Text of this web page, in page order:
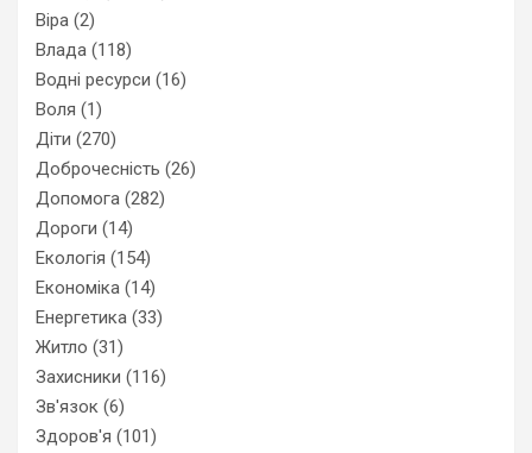
Віра (2)
Влада (118)
Водні ресурси (16)
Воля (1)
Діти (270)
Доброчесність (26)
Допомога (282)
Дороги (14)
Екологія (154)
Економіка (14)
Енергетика (33)
Житло (31)
Захисники (116)
Зв'язок (6)
Здоров'я (101)